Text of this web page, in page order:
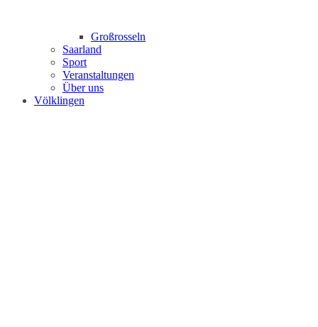
Großrosseln
Saarland
Sport
Veranstaltungen
Über uns
Völklingen